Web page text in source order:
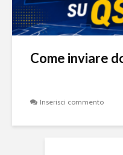
Come inviare
Inserisci commento